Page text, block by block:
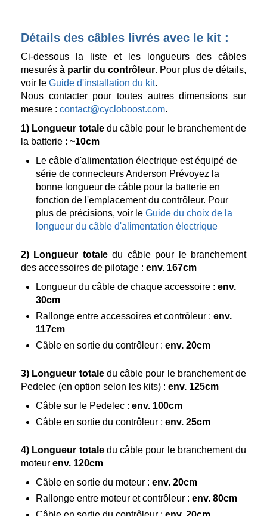
Détails des câbles livrés avec le kit :
Ci-dessous la liste et les longueurs des câbles
mesurés à partir du contrôleur. Pour plus de détails,
voir le Guide d'installation du kit.
Nous contacter pour toutes autres dimensions sur
mesure : contact@cycloboost.com.
1) Longueur totaledu câble pour le branchement de
la batterie : ~10cm
Le câble d'alimentation électrique est équipé de
série de connecteurs Anderson Prévoyez la
bonne longueur de câble pour la batterie en
fonction de l'emplacement du contrôleur. Pour
plus de précisions, voir le Guide du choix de la
longueur du câble d'alimentation électrique
2) Longueur totaledu câble pour le branchement
des accessoires de pilotage : env. 167cm
Longueur du câble de chaque accessoire : env.
30cm
Rallonge entre accessoires et contrôleur : env.
117cm
Câble en sortie du contrôleur : env. 20cm
3) Longueur totaledu câble pour le branchement de
Pedelec (en option selon les kits) : env. 125cm
Câble sur le Pedelec : env. 100cm
Câble en sortie du contrôleur : env. 25cm
4) Longueur totaledu câble pour le branchement du
moteur env. 120cm
Câble en sortie du moteur : env. 20cm
Rallonge entre moteur et contrôleur : env. 80cm